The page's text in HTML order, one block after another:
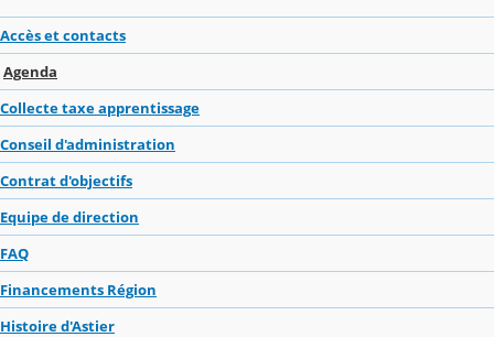
Accès et contacts
Agenda
Collecte taxe apprentissage
Conseil d'administration
Contrat d'objectifs
Equipe de direction
FAQ
Financements Région
Histoire d'Astier